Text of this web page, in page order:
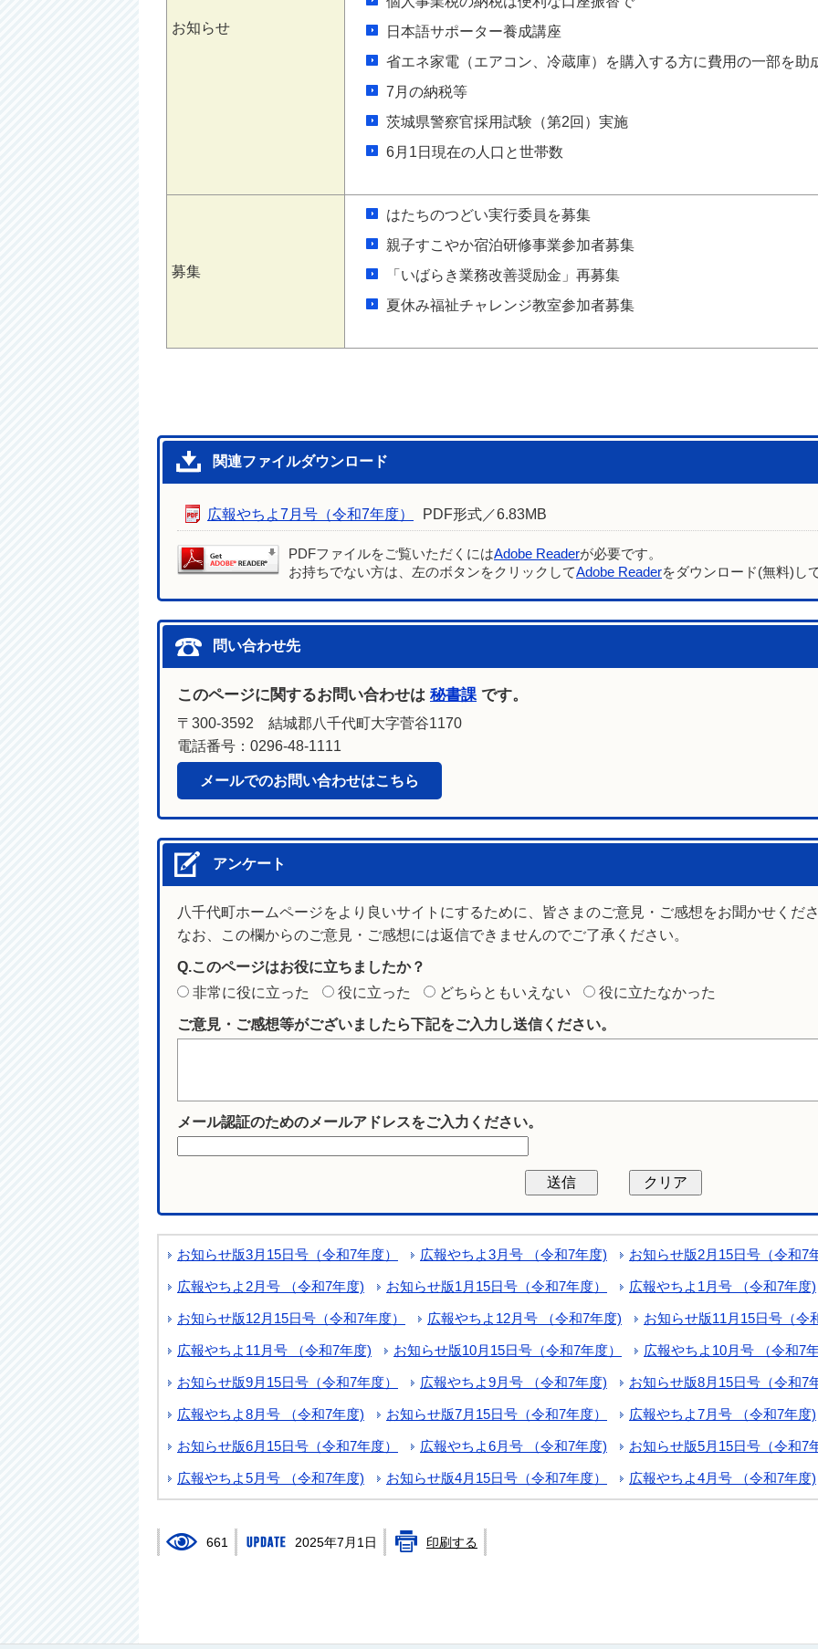
お知らせ
日本語サポーター養成講座
省エネ家電（エアコン、冷蔵庫）を購入する方に費用の一部を助
7月の納税等
茨城県警察官採用試験（第2回）実施
6月1日現在の人口と世帯数
募集
はたちのつどい実行委員を募集
親子すこやか宿泊研修事業参加者募集
「いばらき業務改善奨励金」再募集
夏休み福祉チャレンジ教室参加者募集
関連ファイルダウンロード
広報やちよ7月号（令和7年度） PDF形式／6.83MB
PDFファイルをご覧いただくにはAdobe Readerが必要です。
お持ちでない方は、左のボタンをクリックしてAdobe Readerをダウンロード(無料)し
問い合わせ先
このページに関するお問い合わせは 秘書課 です。
〒300-3592 結城郡八千代町大字菅谷1170
電話番号：0296-48-1111
メールでのお問い合わせはこちら
アンケート
八千代町ホームページをより良いサイトにするために、皆さまのご意見・ご感想をお聞かせくだ
なお、この欄からのご意見・ご感想には返信できませんのでご了承ください。
Q.このページはお役に立ちましたか？
非常に役に立った
役に立った どちらともいえない 役に立たなかった
ご意見・ご感想等がございましたら下記をご入力し送信ください。
メール認証のためのメールアドレスをご入力ください。
お知らせ版3月15日号（令和7年度） 広報やちよ3月号 （令和7年度) お知らせ版2月15日号（令和7
広報やちよ2月号 （令和7年度) お知らせ版1月15日号（令和7年度） 広報やちよ1月号 （令和7年度)
お知らせ版12月15日号（令和7年度） 広報やちよ12月号 （令和7年度) お知らせ版11月15日号（令
広報やちよ11月号 （令和7年度) お知らせ版10月15日号（令和7年度） 広報やちよ10月号 （令和7
お知らせ版9月15日号（令和7年度） 広報やちよ9月号 （令和7年度) お知らせ版8月15日号（令和7
広報やちよ8月号 （令和7年度) お知らせ版7月15日号（令和7年度） 広報やちよ7月号 （令和7年度)
お知らせ版6月15日号（令和7年度） 広報やちよ6月号 （令和7年度) お知らせ版5月15日号（令和7
広報やちよ5月号 （令和7年度) お知らせ版4月15日号（令和7年度） 広報やちよ4月号 （令和7年度)
661 2025年7月1日 印刷する